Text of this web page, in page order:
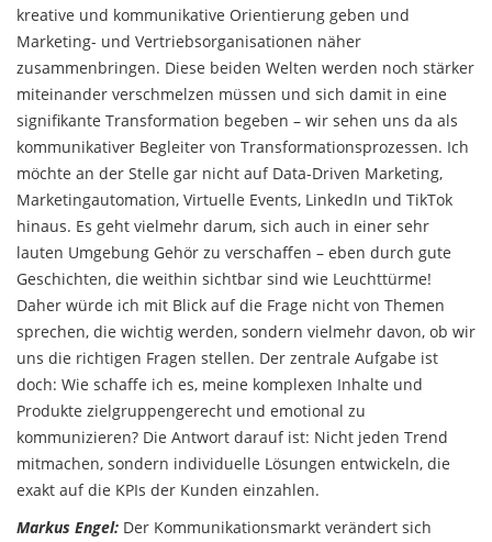
kreative und kommunikative Orientierung geben und
Marketing- und Vertriebsorganisationen näher
zusammenbringen. Diese beiden Welten werden noch stärker
miteinander verschmelzen müssen und sich damit in eine
signifikante Transformation begeben – wir sehen uns da als
kommunikativer Begleiter von Transformationsprozessen. Ich
möchte an der Stelle gar nicht auf Data-Driven Marketing,
Marketingautomation, Virtuelle Events, LinkedIn und TikTok
hinaus. Es geht vielmehr darum, sich auch in einer sehr
lauten Umgebung Gehör zu verschaffen – eben durch gute
Geschichten, die weithin sichtbar sind wie Leuchttürme!
Daher würde ich mit Blick auf die Frage nicht von Themen
sprechen, die wichtig werden, sondern vielmehr davon, ob wir
uns die richtigen Fragen stellen. Der zentrale Aufgabe ist
doch: Wie schaffe ich es, meine komplexen Inhalte und
Produkte zielgruppengerecht und emotional zu
kommunizieren? Die Antwort darauf ist: Nicht jeden Trend
mitmachen, sondern individuelle Lösungen entwickeln, die
exakt auf die KPIs der Kunden einzahlen.
Markus Engel: Der Kommunikationsmarkt verändert sich